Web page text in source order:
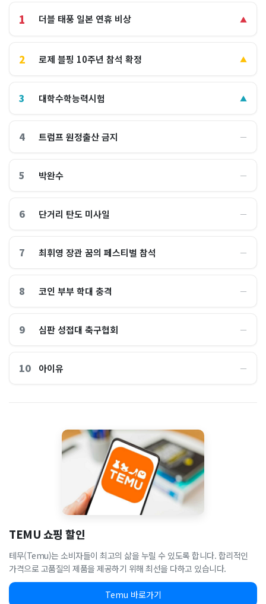
1 더블 태풍 일본 연휴 비상 ▲
2 로제 블핑 10주년 참석 확정 ▲
3 대학수학능력시험 ▲
4 트럼프 원정출산 금지 ―
5 박완수 ―
6 단거리 탄도 미사일 ―
7 최휘영 장관 꿈의 페스티벌 참석 ―
8 코인 부부 학대 충격 ―
9 심판 성접대 축구협회 ―
10 아이유 ―
TEMU 쇼핑 할인
테무(Temu)는 소비자들이 최고의 삶을 누릴 수 있도록 합니다. 합리적인
가격으로 고품질의 제품을 제공하기 위해 최선을 다하고 있습니다.
Temu 바로가기